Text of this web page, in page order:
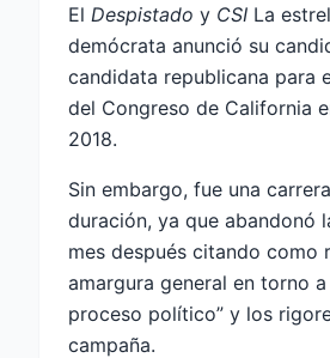
El Despistado y CSI La
demócrata anunció su
candidata republicana para
del Congreso de California
2018.
Sin embargo, fue una
duración, ya que abandonó
mes después citando como
amargura general en torno
proceso político” y los
campaña.